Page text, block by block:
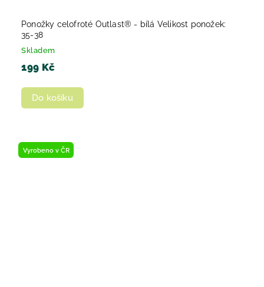
Ponožky celofroté Outlast® - bílá Velikost ponožek:
35-38
Skladem
199 Kč
Do košíku
Vyrobeno v ČR